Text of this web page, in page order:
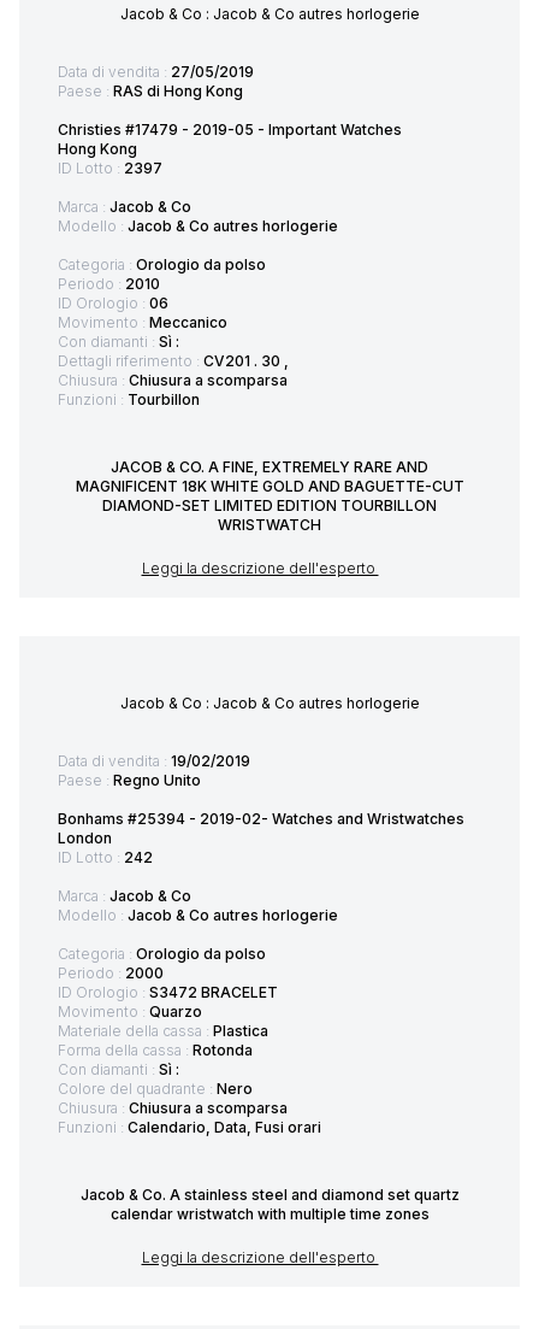
Jacob & Co : Jacob & Co autres horlogerie
Data di vendita : 27/05/2019
Paese : RAS di Hong Kong
Christies #17479 - 2019-05 - Important Watches
Hong Kong
ID Lotto : 2397
Marca : Jacob & Co
Modello : Jacob & Co autres horlogerie
Categoria : Orologio da polso
Periodo : 2010
ID Orologio : 06
Movimento : Meccanico
Con diamanti : Sì :
Dettagli riferimento : CV201 . 30 ,
Chiusura : Chiusura a scomparsa
Funzioni : Tourbillon
JACOB & CO. A FINE, EXTREMELY RARE AND
MAGNIFICENT 18K WHITE GOLD AND BAGUETTE-CUT
DIAMOND-SET LIMITED EDITION TOURBILLON
WRISTWATCH
Leggi la descrizione dell'esperto
Jacob & Co : Jacob & Co autres horlogerie
Data di vendita : 19/02/2019
Paese : Regno Unito
Bonhams #25394 - 2019-02- Watches and Wristwatches
London
ID Lotto : 242
Marca : Jacob & Co
Modello : Jacob & Co autres horlogerie
Categoria : Orologio da polso
Periodo : 2000
ID Orologio : S3472 BRACELET
Movimento : Quarzo
Materiale della cassa : Plastica
Forma della cassa : Rotonda
Con diamanti : Sì :
Colore del quadrante : Nero
Chiusura : Chiusura a scomparsa
Funzioni : Calendario, Data, Fusi orari
Jacob & Co. A stainless steel and diamond set quartz
calendar wristwatch with multiple time zones
Leggi la descrizione dell'esperto